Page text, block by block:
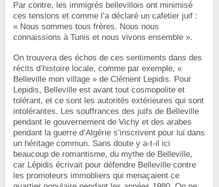
Par contre, les immigrés bellevillois ont minimisé
ces tensions et comme l’a déclaré un cafetier juif :
« Nous sommes tous frères. Nous nous
connaissions à Tunis et nous vivons ensemble ».
On trouvera des échos de ces sentiments dans des
récits d’histoire locale, comme par exemple, «
Belleville mon village » de Clément Lepidis. Pour
Lepidis, Belleville est avant tout cosmopolite et
tolérant, et ce sont les autorités extérieures qui sont
intolérantes. Les souffrances des juifs de Belleville
pendant le gouvernement de Vichy et des arabes
pendant la guerre d’Algérie s’inscrivent pour lui dans
un héritage commun. Sans doute y a-t-il ici
beaucoup de romantisme, du mythe de Belleville,
car Lépidis écrivait pour défendre Belleville contre
les promoteurs immobliers qui menaçaient ce